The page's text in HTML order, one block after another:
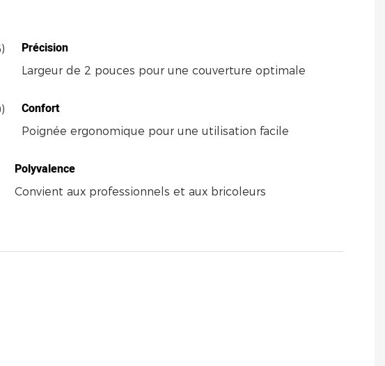
Précision
Largeur de 2 pouces pour une couverture optimale
Confort
Poignée ergonomique pour une utilisation facile
Polyvalence
Convient aux professionnels et aux bricoleurs